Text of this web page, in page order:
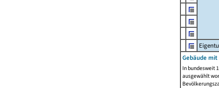
Gebäude
In bundesweit
ausgewählt